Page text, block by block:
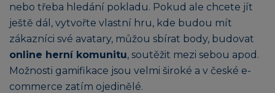
nebo třeba hledání pokladu. Pokud ale chcete jít
ještě dál, vytvořte vlastní hru, kde budou mít
zákazníci své avatary, můžou sbírat body, budovat
online herní komunitu, soutěžit mezi sebou apod.
Možnosti gamifikace jsou velmi široké a v české e-
commerce zatím ojedinělé.